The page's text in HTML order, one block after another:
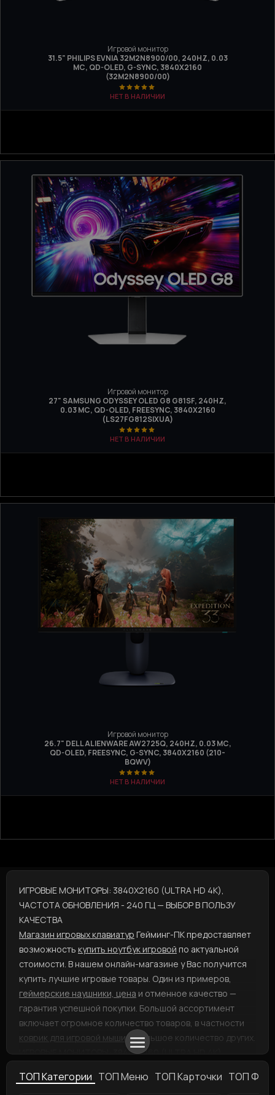
Игровой монитор
31.5" PHILIPS EVNIA 32M2N8900/00, 240HZ, 0.03
МС, QD-OLED, G-SYNC, 3840Х2160
(32M2N8900/00)
НЕТ В НАЛИЧИИ
Игровой монитор
27" SAMSUNG ODYSSEY OLED G8 G81SF, 240HZ,
0.03 МС, QD-OLED, FREESYNC, 3840Х2160
(LS27FG812SIXUA)
НЕТ В НАЛИЧИИ
Игровой монитор
26.7" DELL ALIENWARE AW2725Q, 240HZ, 0.03 МС,
QD-OLED, FREESYNC, G-SYNC, 3840Х2160 (210-
BQWV)
НЕТ В НАЛИЧИИ
ИГРОВЫЕ МОНИТОРЫ: 3840X2160 (ULTRA HD 4K),
ЧАСТОТА ОБНОВЛЕНИЯ - 240 ГЦ — ВЫБОР В ПОЛЬЗУ
КАЧЕСТВА
Магазин игровых клавиатур Гейминг-ПК предоставляет
возможность купить ноутбук игровой по актуальной
стоимости. В нашем онлайн-магазине у Вас получится
купить лучшие игровые товары. Один из примеров,
геймерские наушники, цена и отменное качество —
гарантия успешной покупки. Большой ассортимент
включает огромное количество товаров, в частности
коврик для игровой мышии большое количество других.
ИГРОВЫЕ МОНИТОРЫ: 3840X2160 (ULTRA HD 4K),
ДЛЯ ВАС
ТОП Категории ТОП Меню ТОП Карточки ТОП